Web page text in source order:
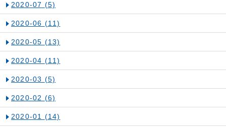
2020-07 (5)
2020-06 (11)
2020-05 (13)
2020-04 (11)
2020-03 (5)
2020-02 (6)
2020-01 (14)